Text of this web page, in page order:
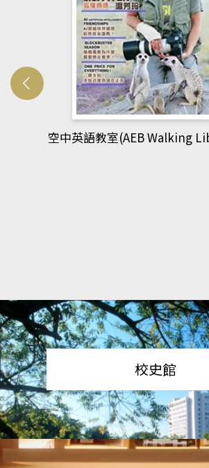
網管人(kono平台)
校史館